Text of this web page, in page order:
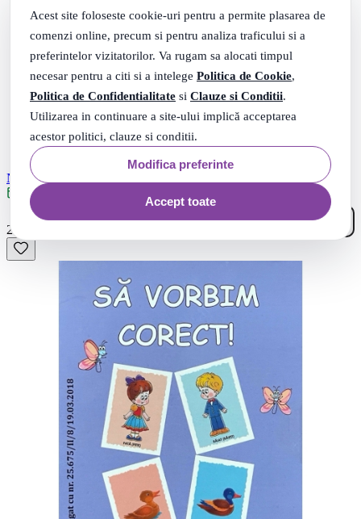
Acest site foloseste cookie-uri pentru a permite plasarea de
comenzi online, precum si pentru analiza traficului si a
preferintelor vizitatorilor. Va rugam sa alocati timpul
necesar pentru a citi si a intelege Politica de Cookie,
Politica de Confidentialitate si Clauze si Conditii.
Utilizarea in continuare a site-ului implică acceptarea
acestor politici, clauze si conditii.
Modifica preferinte
Accept toate
Ne pregatim pentru scoala
Livrare: maine
22